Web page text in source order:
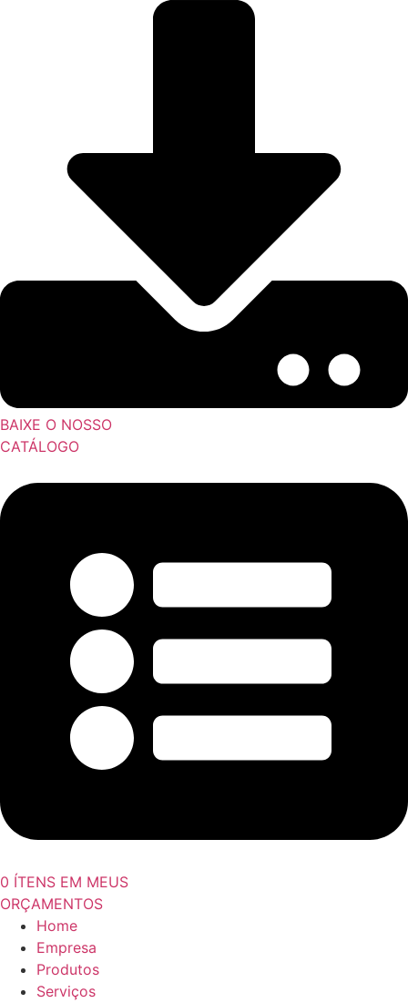
BAIXE O NOSSO
CATÁLOGO
0 ÍTENS EM MEUS
ORÇAMENTOS
Home
Empresa
Produtos
Serviços